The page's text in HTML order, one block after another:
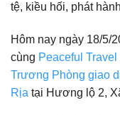
tệ, kiều hối, phát
Hôm nay ngày 18/5/
cùng Peaceful Travel
Trương Phòng giao
Rịa tại Hương lộ 2,